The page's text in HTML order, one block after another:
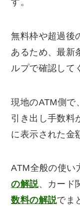
無料枠や超過後
あるため、最新
ルプで確認して
現地のATM側で
引き出し手数料
に表示された金
ATM全般の使い
の解説、カード
数料の解説でま